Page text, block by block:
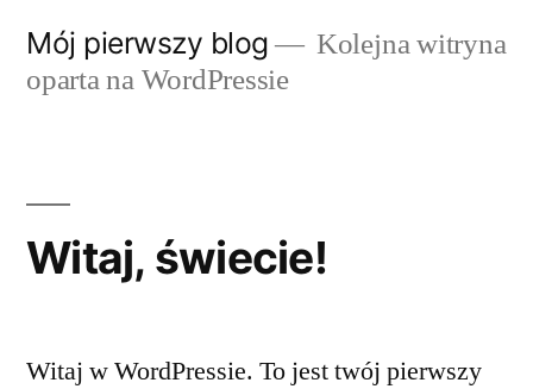
Mój pierwszy blog
Kolejna witryna
oparta na WordPressie
Witaj, świecie!
Witaj w WordPressie. To jest twój pierwszy